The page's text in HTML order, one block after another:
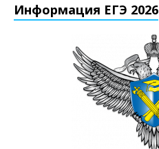
Информация ЕГЭ 2026